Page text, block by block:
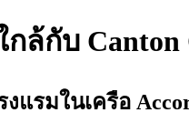
ล้กับ Canton
แรมในเครือ